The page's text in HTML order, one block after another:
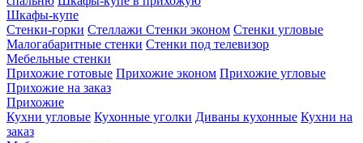
Шкафы-купе
Стенки-горки Стеллажи Стенки эконом Стенки угловые
Малогабаритные стенки Стенки под телевизор
Мебельные стенки
Прихожие готовые Прихожие эконом Прихожие угловые
Прихожие на заказ
Прихожие
Кухни угловые Кухонные уголки Диваны кухонные Кухни на
заказ